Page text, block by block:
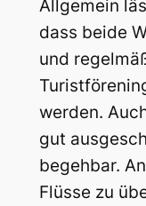
Allgemein
dass beide
und
werden.
gut
begehbar.
Flüsse zu